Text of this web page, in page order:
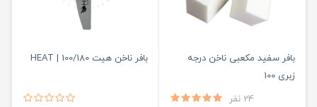
بافر سفید مکعبی ناخن درجه
زبری 100
24 نفر
بافر ناخن هیت 100/180 | HEAT